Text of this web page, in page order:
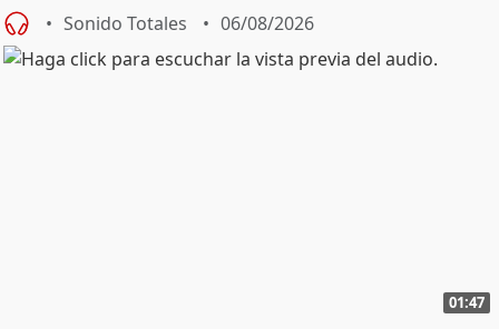
Sonido Totales 06/08/2026
01:47